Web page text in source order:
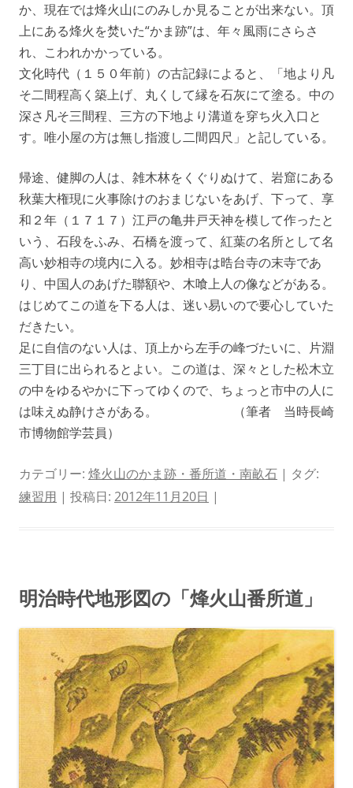
か、現在では烽火山にのみしか見ることが出来ない。頂
上にある烽火を焚いた“かま跡”は、年々風雨にさらさ
れ、こわれかかっている。
文化時代（１５０年前）の古記録によると、「地より凡
そ二間程高く築上げ、丸くして縁を石灰にて塗る。中の
深さ凡そ三間程、三方の下地より溝道を穿ち火入口と
す。唯小屋の方は無し指渡し二間四尺」と記している。
帰途、健脚の人は、雑木林をくぐりぬけて、岩窟にある
秋葉大権現に火事除けのおまじないをあげ、下って、享
和２年（１７１７）江戸の亀井戸天神を模して作ったと
いう、石段をふみ、石橋を渡って、紅葉の名所として名
高い妙相寺の境内に入る。妙相寺は晧台寺の末寺であ
り、中国人のあげた聯額や、木喰上人の像などがある。
はじめてこの道を下る人は、迷い易いので要心していた
だきたい。
足に自信のない人は、頂上から左手の峰づたいに、片淵
三丁目に出られるとよい。この道は、深々とした松木立
の中をゆるやかに下ってゆくので、ちょっと市中の人に
は味えぬ静けさがある。 （筆者 当時長崎
市博物館学芸員）
カテゴリー: 烽火山のかま跡・番所道・南畝石 | タグ:
練習用 | 投稿日: 2012年11月20日 |
明治時代地形図の「烽火山番所道」